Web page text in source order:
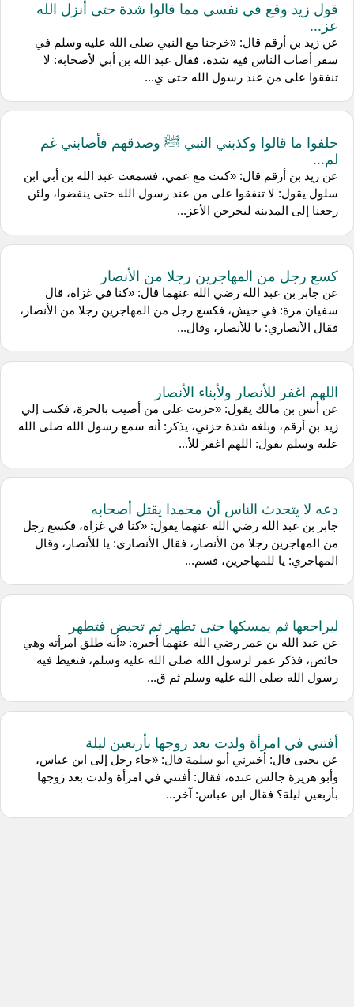
قول زيد وقع في نفسي مما قالوا شدة حتى أنزل الله
عز...
عن ‌زيد بن أرقم قال: «خرجنا مع النبي صلى الله عليه وسلم في
سفر أصاب الناس فيه شدة، فقال عبد الله بن أبي لأصحابه: لا
تنفقوا على من عند رسول الله حتى ي...
حلفوا ما قالوا وكذبني النبي ﷺ وصدقهم فأصابني غم
لم...
عن ‌زيد بن أرقم قال: «كنت مع عمي، فسمعت عبد الله بن أبي ابن
سلول يقول: لا تنفقوا على من عند رسول الله حتى ينفضوا، ولئن
رجعنا إلى المدينة ليخرجن الأعز...
كسع رجل من المهاجرين رجلا من الأنصار
عن ‌جابر بن عبد الله رضي الله عنهما قال: «كنا في غزاة، قال
سفيان مرة: في جيش، فكسع رجل من المهاجرين رجلا من الأنصار،
فقال الأنصاري: يا للأنصار، وقال...
اللهم اغفر للأنصار ولأبناء الأنصار
عن ‌أنس بن مالك يقول: «حزنت على من أصيب بالحرة، فكتب إلي
زيد بن أرقم، وبلغه شدة حزني، يذكر: أنه سمع رسول الله صلى الله
عليه وسلم يقول: اللهم اغفر للأ...
دعه لا يتحدث الناس أن محمدا يقتل أصحابه
جابر بن عبد الله رضي الله عنهما يقول: «كنا في غزاة، فكسع رجل
من المهاجرين رجلا من الأنصار، فقال الأنصاري: يا للأنصار، وقال
المهاجري: يا للمهاجرين، فسم...
ليراجعها ثم يمسكها حتى تطهر ثم تحيض فتطهر
عن عبد الله بن عمر رضي الله عنهما أخبره: «أنه طلق امرأته وهي
حائض، فذكر عمر لرسول الله صلى الله عليه وسلم، فتغيظ فيه
رسول الله صلى الله عليه وسلم ثم ق...
أفتني في امرأة ولدت بعد زوجها بأربعين ليلة
عن ‌يحيى قال: أخبرني ‌أبو سلمة قال: «جاء رجل إلى ابن عباس،
وأبو هريرة جالس عنده، فقال: أفتني في امرأة ولدت بعد زوجها
بأربعين ليلة؟ فقال ابن عباس: آخر...